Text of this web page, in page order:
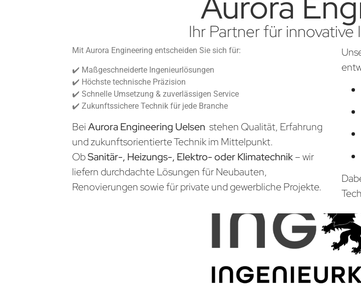
Ihr Partner für
Mit Aurora Engineering entscheiden Sie sich für:
✔️ Maßgeschneiderte Ingenieurlösungen
✔️ Höchste technische Präzision
✔️ Schnelle Umsetzung & zuverlässigen Service
✔️ Zukunftssichere Technik für jede Branche
BeiAurora Engineering Uelsen stehen Qualität, Erfahrung
und zukunftsorientierte Technik im Mittelpunkt.
ObSanitär-, Heizungs-, Elektro- oder Klimatechnik– wir
liefern durchdachte Lösungen für Neubauten,
Renovierungen sowie für private und gewerbliche Projekte.